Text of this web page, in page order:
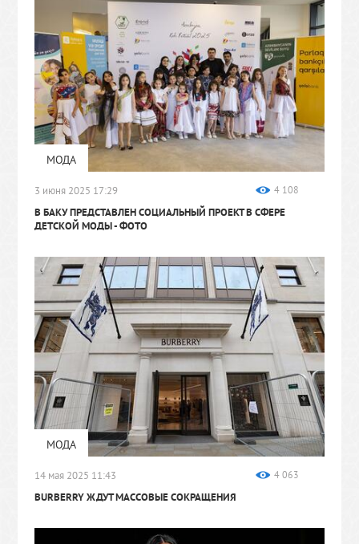
МОДА
3 июня 2025 17:29 4 108
В БАКУ ПРЕДСТАВЛЕН СОЦИАЛЬНЫЙ ПРОЕКТ В СФЕРЕ
ДЕТСКОЙ МОДЫ- ФОТО
МОДА
14 мая 2025 11:43 4 063
BURBERRY ЖДУТ МАССОВЫЕ СОКРАЩЕНИЯ